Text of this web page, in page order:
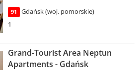
91
Gdańsk (woj. pomorskie)
1
Grand-Tourist Area Neptun
Apartments - Gdańsk